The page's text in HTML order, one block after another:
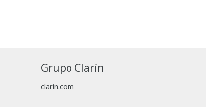
Grupo Clarín
clarín.com